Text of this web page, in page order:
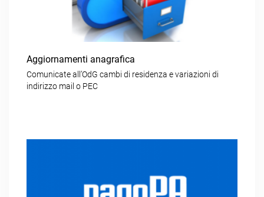
Aggiornamenti anagrafica
Comunicate all’OdG cambi di residenza e variazioni di
indirizzo mail o PEC